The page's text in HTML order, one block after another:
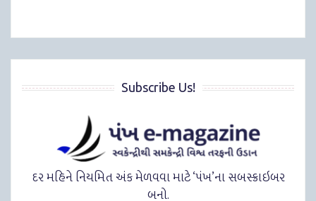
Subscribe Us!
દર મહિને નિયમિત અંક મેળવવા માટે ‘પંખ’ના સબસ્ક્રાઇબર
બનો.